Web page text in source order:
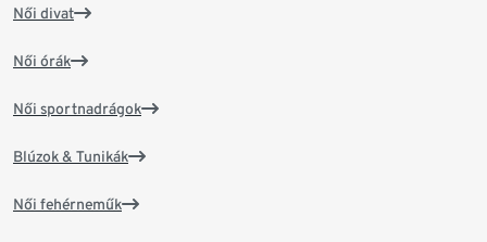
Női divat
Női órák
Női sportnadrágok
Blúzok & Tunikák
Női fehérneműk